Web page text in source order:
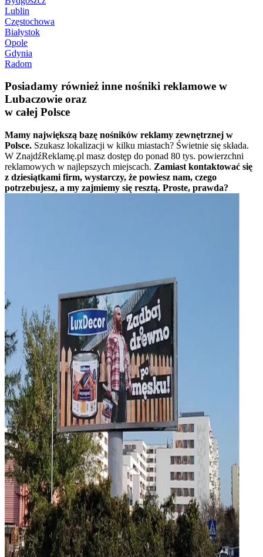
Lublin
Częstochowa
Białystok
Opole
Gdynia
Radom
Posiadamy również inne nośniki reklamowe w
Lubaczowie oraz
w całej Polsce
Mamy największą bazę nośników reklamy zewnętrznej w
Polsce. Szukasz lokalizacji w kilku miastach? Świetnie się składa.
W ZnajdźReklamę.pl masz dostęp do ponad 80 tys. powierzchni
reklamowych w najlepszych miejscach. Zamiast kontaktować się
z dziesiątkami firm, wystarczy, że powiesz nam, czego
potrzebujesz, a my zajmiemy się resztą. Proste, prawda?